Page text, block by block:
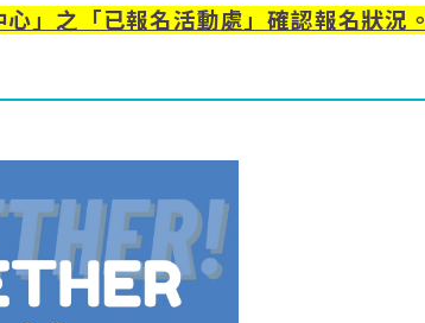
」之「已報名活動處」確認報名狀況。